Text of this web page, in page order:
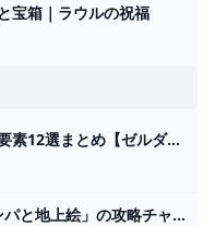
宝箱｜ラウルの祝福
【ティアキン】クリア後のやりこみ要素12選まとめ【ゼルダの伝説ティアーズオブザキングダム】 - YouTube
【ティアキン】「インパと地上絵」の攻略チャート【ゼルダの伝説ティアーズオブザキングダム】 - 神ゲー攻略